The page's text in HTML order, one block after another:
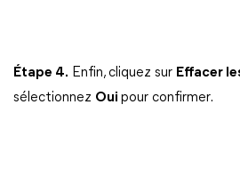
Étape 4. Enfin, cliquez sur Effacer
sélectionnez Oui pour confirmer.